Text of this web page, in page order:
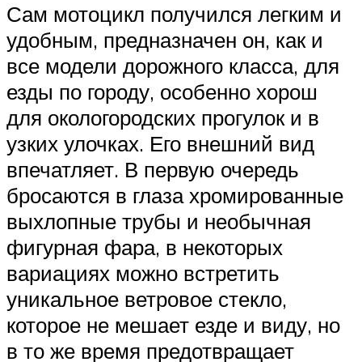
Сам мотоцикл получился легким и
удобным, предназначен он, как и
все модели дорожного класса, для
езды по городу, особенно хорош
для окологородских прогулок и в
узких улочках. Его внешний вид
впечатляет. В первую очередь
бросаются в глаза хромированные
выхлопные трубы и необычная
фигурная фара, в некоторых
вариациях можно встретить
уникальное ветровое стекло,
которое не мешает езде и виду, но
в то же время предотвращает